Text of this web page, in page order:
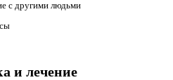
с другими людьми
и лечение